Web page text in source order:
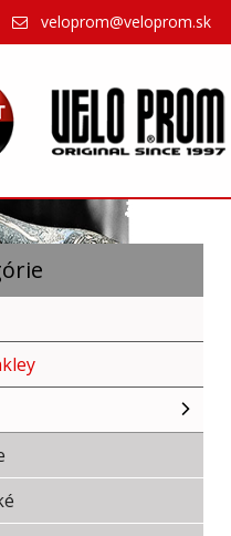
veloprom@veloprom.sk